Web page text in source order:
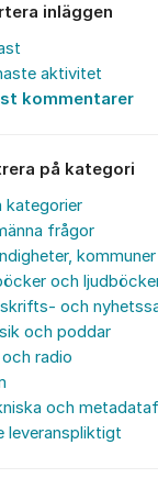
inläggen
aktivitet
kommentarer
på kategori
kategorier
frågor
och
och
och poddar
radio
och
leveranspliktigt